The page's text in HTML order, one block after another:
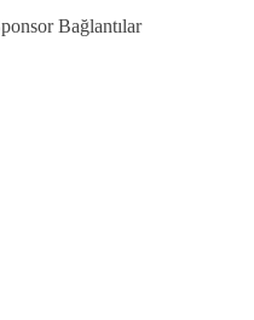
Bağlantılar